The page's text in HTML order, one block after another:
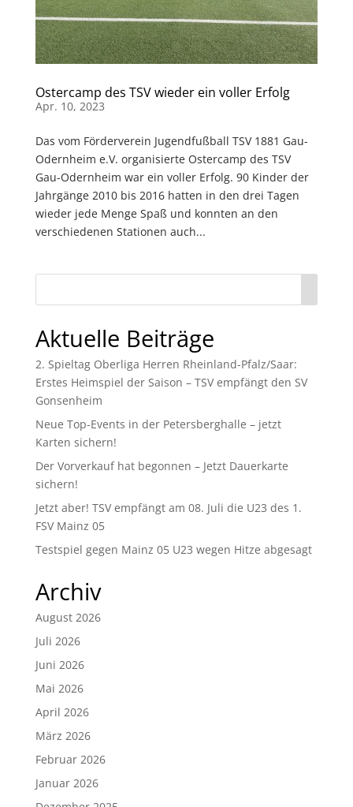
Ostercamp des TSV wieder ein voller Erfolg
Apr. 10, 2023
Das vom Förderverein Jugendfußball TSV 1881 Gau-
Odernheim e.V. organisierte Ostercamp des TSV
Gau-Odernheim war ein voller Erfolg. 90 Kinder der
Jahrgänge 2010 bis 2016 hatten in den drei Tagen
wieder jede Menge Spaß und konnten an den
verschiedenen Stationen auch...
Aktuelle Beiträge
2. Spieltag Oberliga Herren Rheinland-Pfalz/Saar:
Erstes Heimspiel der Saison – TSV empfängt den SV
Gonsenheim
Neue Top-Events in der Petersberghalle – jetzt
Karten sichern!
Der Vorverkauf hat begonnen – Jetzt Dauerkarte
sichern!
Jetzt aber! TSV empfängt am 08. Juli die U23 des 1.
FSV Mainz 05
Testspiel gegen Mainz 05 U23 wegen Hitze abgesagt
Archiv
August 2026
Juli 2026
Juni 2026
Mai 2026
April 2026
März 2026
Februar 2026
Januar 2026